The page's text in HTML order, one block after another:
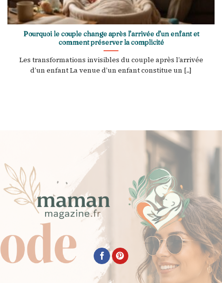
Pourquoi le couple change après l’arrivée d’un enfant et
comment préserver la complicité
Les transformations invisibles du couple après l’arrivée
d’un enfant La venue d’un enfant constitue un [...]